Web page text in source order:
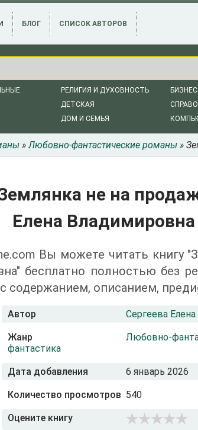
БЛОГ СПИСОК АВТОРОВ
РЕЛИГИЯ И ДУХОВНОСТЬ
ДЕТСКАЯ
ДОМ И СЕМЬЯ
БИЗНЕС
»Любовно-фантастические романы »
не на
Елена Владимировна
Вы можете читать книгу
бесплатно полностью без
содержанием, описанием,
Автор Сергеева
Жанр Любовно-
фантастика
Дата добавления 6 январь 2026
Количество просмотров 540
Оцените книгу